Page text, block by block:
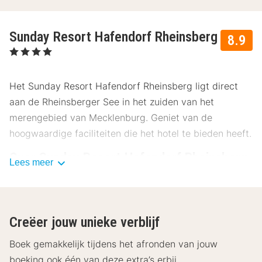
8.9
Sunday Resort Hafendorf Rheinsberg
, 4 Sterren
Het Sunday Resort Hafendorf Rheinsberg ligt direct
aan de Rheinsberger See in het zuiden van het
merengebied van Mecklenburg. Geniet van de
hoogwaardige faciliteiten die het hotel te bieden heeft.
Over Sunday Resort Hafendorf Rheinsberg
ontspan.
Faciliteiten Sunday Resort Hafendorf
Lees meer
Creëer jouw unieke verblijf
Boek gemakkelijk tijdens het afronden van jouw